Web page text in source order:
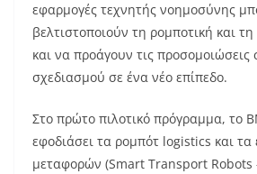
εφαρμογές τεχνητής νοημοσύνης
βελτιστοποιούν τη ρομποτική και
και να προάγουν τις προσομοιώσεις
σχεδιασμού σε ένα νέο επίπεδο.
Στο πρώτο πιλοτικό πρόγραμμα, το
εφοδιάσει τα ρομπότ logistics και
μεταφορών (Smart Transport Robots